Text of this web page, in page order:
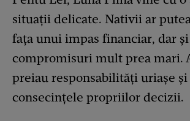
situații delicate. Nativii ar
fața unui impas financiar, dar
compromisuri mult prea mari.
preiau responsabilități uriașe
consecințele propriilor decizii.